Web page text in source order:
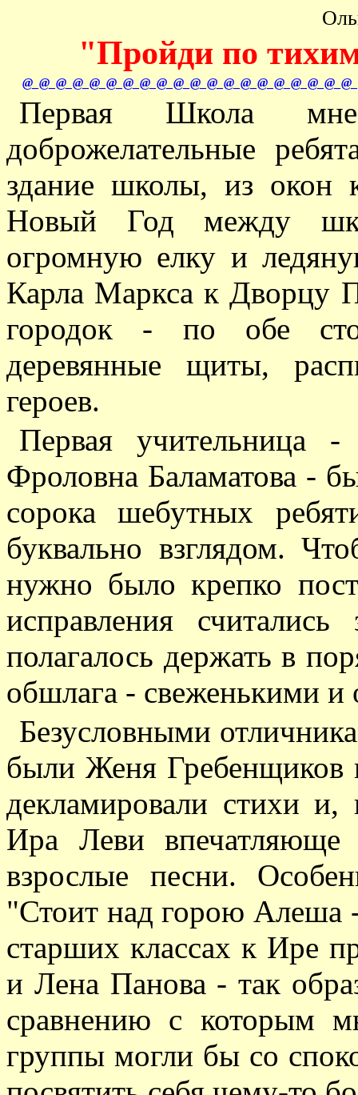
"Пройди по
Первая Школа
доброжелательные
здание школы, из окон
Новый Год между
огромную елку и
Карла Маркса к Дворцу
городок - по обе
деревянные щиты,
героев.
Первая учительница -
Фроловна Баламатова -
сорока шебутных
буквально взглядом.
нужно было крепко
исправления
полагалось держать в
обшлага - свеженькими и
Безусловными
были Женя Гребенщиков
декламировали стихи
Ира Леви
взрослые песни.
"Стоит над горою Алеша
старших классах к Ире
и Лена Панова - так
сравнению с которым
группы могли бы со